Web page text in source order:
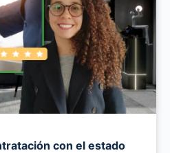
con el estado